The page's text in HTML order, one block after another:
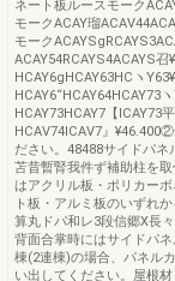
ネート板ルースモーク
モークACAY瑠
モーク
ACAY54RCAYS4ACAYS
HCAY6gHCAY63HCヽ
HCAY6“HCAY64HCAY73
HCAY73HCAY7【lCAY73
HCAV74lCAV7』
ださい。48488サイドパ
苫昔暫腎我件ず補助柱を
はアクリル板・ポリカー
ト板・アルミ板のいずれ
算丸ドパ和レ3段信郷X長
背面合掌時にはサイドパ
棟(2連棟)の場合、パネル
い出してください。屋根